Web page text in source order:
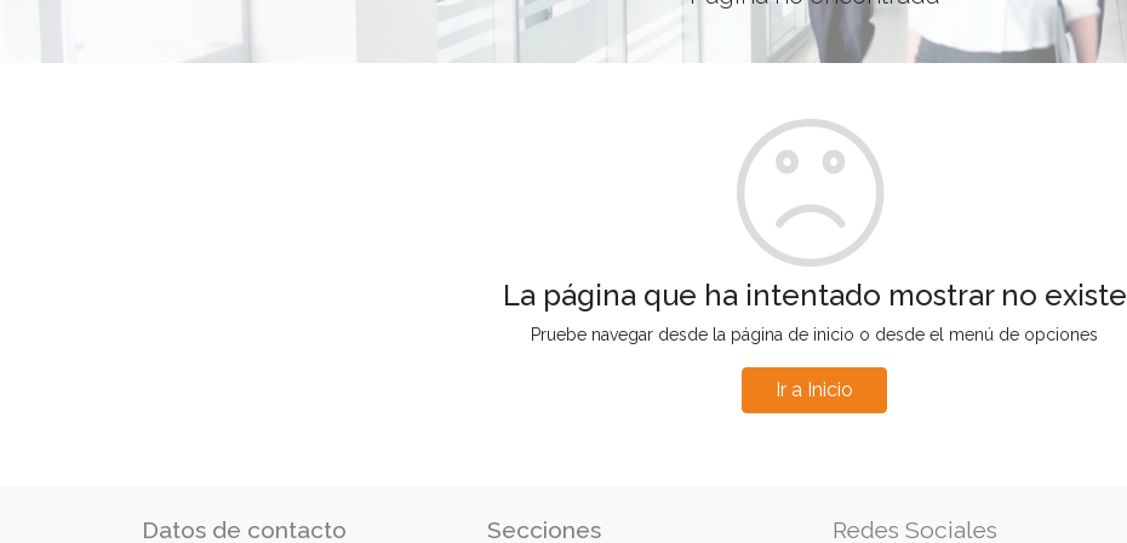
La página que ha intentado mostrar no existe
Pruebe navegar desde la página de inicio o desde el menú de opciones
Ir a Inicio
Datos de contacto Secciones Redes Sociales